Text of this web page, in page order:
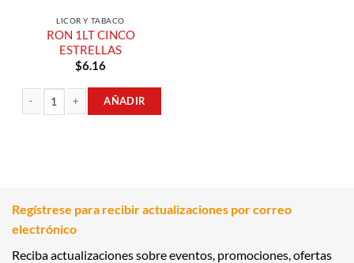
LICOR Y TABACO
RON 1LT CINCO
ESTRELLAS
$6.16
AÑADIR
Regístrese para recibir actualizaciones por correo
electrónico
Reciba actualizaciones sobre eventos, promociones, ofertas